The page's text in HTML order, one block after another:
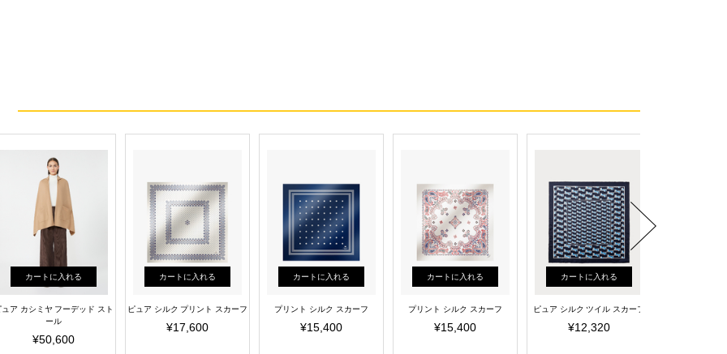
カートに入れる
ュア カシミヤ フーデッド スト
ール
¥50,600
カートに入れる
ピュア シルク プリント スカーフ
¥17,600
カートに入れる
プリント シルク スカーフ
¥15,400
カートに入れる
プリント シルク スカーフ
¥15,400
カートに入れる
ピュア シルク ツイル スカーフ
¥12,320